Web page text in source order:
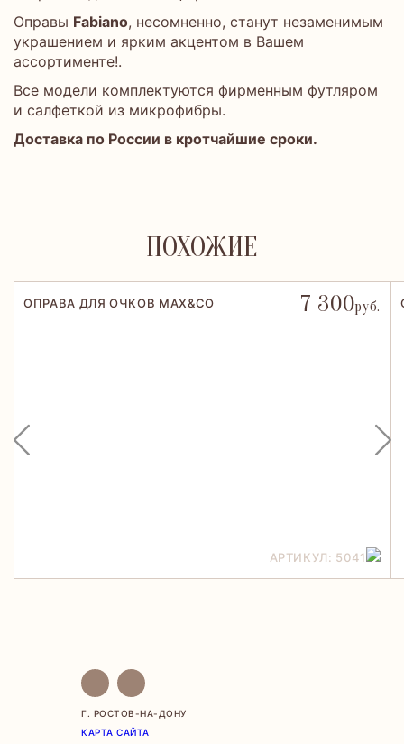
Оправы Fabiano, несомненно, станут незаменимым
украшением и ярким акцентом в Вашем
ассортименте!.
Все модели комплектуются фирменным футляром
и салфеткой из микрофибры.
Доставка по России в кротчайшие сроки.
ПОХОЖИЕ
ОПРАВА ДЛЯ ОЧКОВ MAX&CO 7 300руб.
АРТИКУЛ: 5041
Г. РОСТОВ-НА-ДОНУ
КАРТА САЙТА